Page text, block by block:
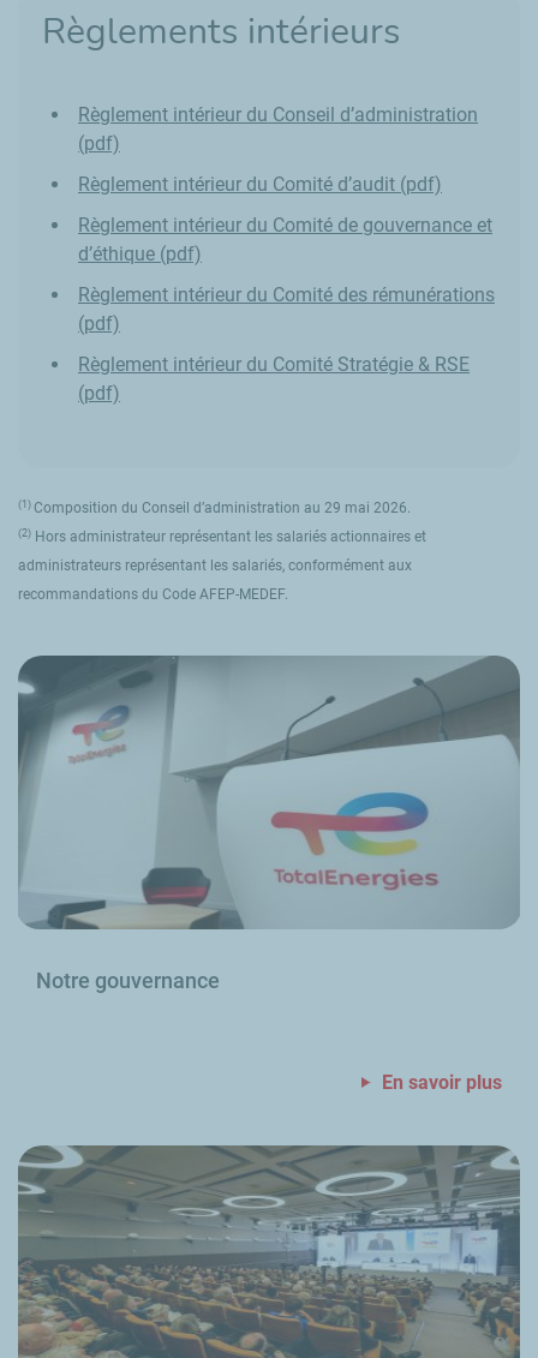
Règlements intérieurs
Règlement intérieur du Conseil d’administration
(pdf)
Règlement intérieur du Comité d’audit (pdf)
Règlement intérieur du Comité de gouvernance et
d’éthique (pdf)
Règlement intérieur du Comité des rémunérations
(pdf)
Règlement intérieur du Comité Stratégie & RSE
(pdf)
(1) Composition du Conseil d’administration au 29 mai 2026.
(2) Hors administrateur représentant les salariés actionnaires et
administrateurs représentant les salariés, conformément aux
recommandations du Code AFEP-MEDEF.
Notre gouvernance
En savoir plus